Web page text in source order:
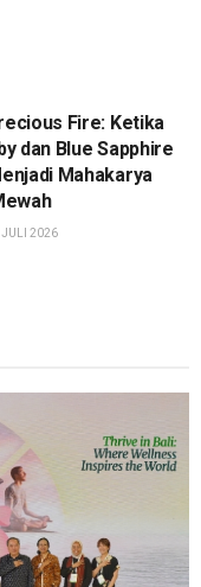
Fire: Ketika
dan Blue Sapphire
Mahakarya
2026